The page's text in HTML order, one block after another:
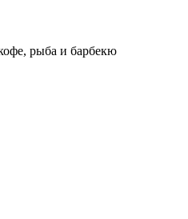
рыба и барбекю